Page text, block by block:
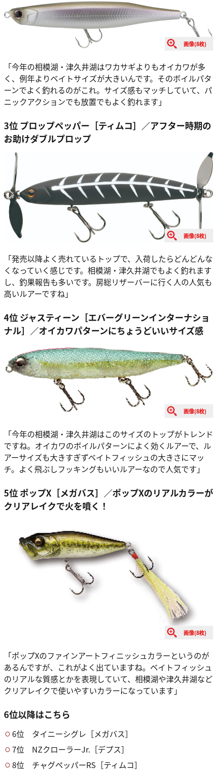
画像(8枚)
「今年の相模湖・津久井湖はワカサギよりもオイカワが多
く、例年よりベイトサイズが大きいんです。そのボイルパタ
ーンでよく釣れるのがこれ。サイズ感もマッチしていて、パ
ニックアクションでも放置でもよく釣れます」
3位 プロップペッパー［ティムコ］／アフター時期の
お助けダブルプロップ
画像(8枚)
「発売以降よく売れているトップで、入荷したらどんどんな
くなっていく感じです。相模湖・津久井湖でもよく釣れます
し、釣果報告も多いです。房総リザーバーに行く人の人気も
高いルアーですね」
4位 ジャスティーン［エバーグリーンインターナショ
ナル］／オイカワパターンにちょうどいいサイズ感
画像(8枚)
「今年の相模湖・津久井湖はこのサイズのトップがトレンド
ですね。オイカワのボイルパターンによく効くルアーで、ル
アーサイズも大きすぎずベイトフィッシュの大きさにマッ
チ。よく飛ぶしフッキングもいいルアーなので人気です」
5位 ポップX［メガバス］／ポップXのリアルカラーが
クリアレイクで火を噴く！
画像(8枚)
「ポップXのファインアートフィニッシュカラーというのが
あるんですが、これがよく出ていますね。ベイトフィッシュ
のリアルな質感とかを表現していて、相模湖や津久井湖など
クリアレイクで使いやすいカラーになっています」
6位以降はこちら
6位 タイニーシグレ［メガバス］
7位 NZクローラーJr.［デプス］
8位 チャグペッパーRS［ティムコ］